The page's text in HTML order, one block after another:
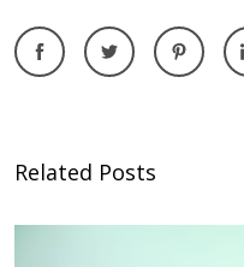
Related Posts